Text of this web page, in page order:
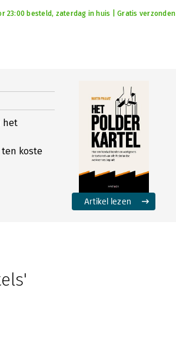
23:00 besteld, zaterdag in huis | Gratis verzonden
het
koste
Artikel lezen